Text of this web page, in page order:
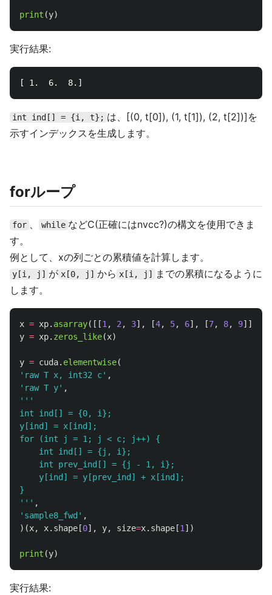
print (y)
実行結果:
int ind[] = {i, t}; は、[(0, t[0]), (1, t[1]), (2, t[2])]を
示すインデックスを生成します。
forループ
for 、 while などC(正確にはnvcc?)の構文を使用できま
す。
例として、xの列ごとの累積値を計算します。
y[i, j] が x[0, j] から x[i, j]
までの累積になるように
します。
x = xp. asarray([[1 , 2 , 3], [4, 5, 6], [7, 8, 9]],
y = xp. zeros_like(x)
y = cuda. elementwise(
' raw T x, int32 c' ,
' raw T y' ,
'''
int ind[] = {0, i};
y[ind] = x[ind];
for (int j = 1; j < c; j++) {
    int ind[] = {j, i};
    int prev_ind[] = {j - 1, i};
    y[ind] = y[prev_ind] + x[ind];
''' ,
' sample8_fwd ' ,
)(x, x. shape [0], y, size=x. shape [1 ])
print (y)
実行結果: